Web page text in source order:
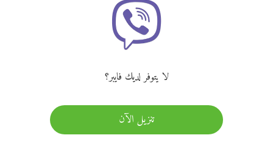
لا يتوفر لديك فايبر؟
تنزيل الآن